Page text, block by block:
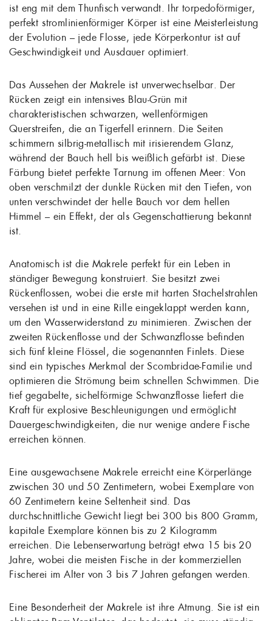
ist eng mit dem Thunfisch verwandt. Ihr torpedoförmiger,
perfekt stromlinienförmiger Körper ist eine Meisterleistung
der Evolution – jede Flosse, jede Körperkontur ist auf
Geschwindigkeit und Ausdauer optimiert.
Das Aussehen der Makrele ist unverwechselbar. Der
Rücken zeigt ein intensives Blau-Grün mit
charakteristischen schwarzen, wellenförmigen
Querstreifen, die an Tigerfell erinnern. Die Seiten
schimmern silbrig-metallisch mit irisierendem Glanz,
während der Bauch hell bis weißlich gefärbt ist. Diese
Färbung bietet perfekte Tarnung im offenen Meer: Von
oben verschmilzt der dunkle Rücken mit den Tiefen, von
unten verschwindet der helle Bauch vor dem hellen
Himmel – ein Effekt, der als Gegenschattierung bekannt
ist.
Anatomisch ist die Makrele perfekt für ein Leben in
ständiger Bewegung konstruiert. Sie besitzt zwei
Rückenflossen, wobei die erste mit harten Stachelstrahlen
versehen ist und in eine Rille eingeklappt werden kann,
um den Wasserwiderstand zu minimieren. Zwischen der
zweiten Rückenflosse und der Schwanzflosse befinden
sich fünf kleine Flössel, die sogenannten Finlets. Diese
sind ein typisches Merkmal der Scombridae-Familie und
optimieren die Strömung beim schnellen Schwimmen. Die
tief gegabelte, sichelförmige Schwanzflosse liefert die
Kraft für explosive Beschleunigungen und ermöglicht
Dauergeschwindigkeiten, die nur wenige andere Fische
erreichen können.
Eine ausgewachsene Makrele erreicht eine Körperlänge
zwischen 30 und 50 Zentimetern, wobei Exemplare von
60 Zentimetern keine Seltenheit sind. Das
durchschnittliche Gewicht liegt bei 300 bis 800 Gramm,
kapitale Exemplare können bis zu 2 Kilogramm
erreichen. Die Lebenserwartung beträgt etwa 15 bis 20
Jahre, wobei die meisten Fische in der kommerziellen
Fischerei im Alter von 3 bis 7 Jahren gefangen werden.
Eine Besonderheit der Makrele ist ihre Atmung. Sie ist ein